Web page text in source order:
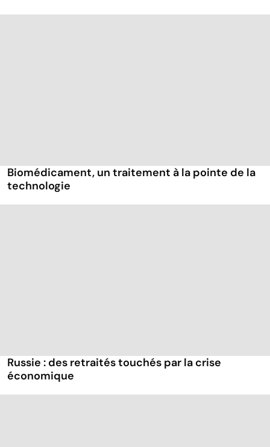
Biomédicament, un traitement à la pointe de la
technologie
Russie : des retraités touchés par la crise
économique